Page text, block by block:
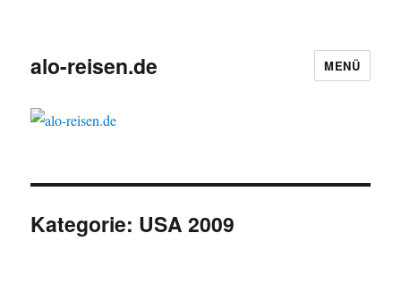
alo-reisen.de MENÜ
Kategorie: USA 2009